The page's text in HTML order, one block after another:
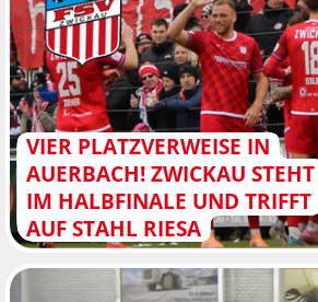
VIER PLATZVERWEISE IN
AUERBACH! ZWICKAU STEHT
IM HALBFINALE UND TRIFFT
AUF STAHL RIESA